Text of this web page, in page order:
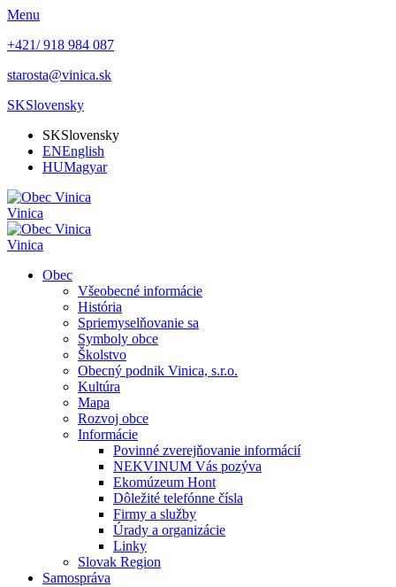
Menu
+421/ 918 984 087
starosta@vinica.sk
SKSlovensky
SKSlovensky
ENEnglish
HUMagyar
Vinica
Vinica
Obec
Všeobecné informácie
História
Spriemyselňovanie sa
Symboly obce
Školstvo
Obecný podnik Vinica, s.r.o.
Kultúra
Mapa
Rozvoj obce
Informácie
Povinné zverejňovanie informácií
NEKVINUM Vás pozýva
Ekomúzeum Hont
Dôležité telefónne čísla
Firmy a služby
Úrady a organizácie
Linky
Slovak Region
Samospráva